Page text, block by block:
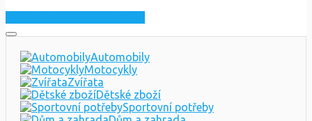
Automobily
Motocykly
Zvířata
Dětské zboží
Sportovní potřeby